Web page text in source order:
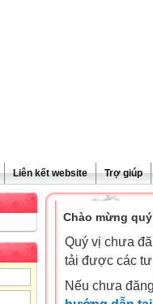
Liên kết website Trợ giúp
Chào mừng
Quý vị chưa
tải được các
Nếu chưa